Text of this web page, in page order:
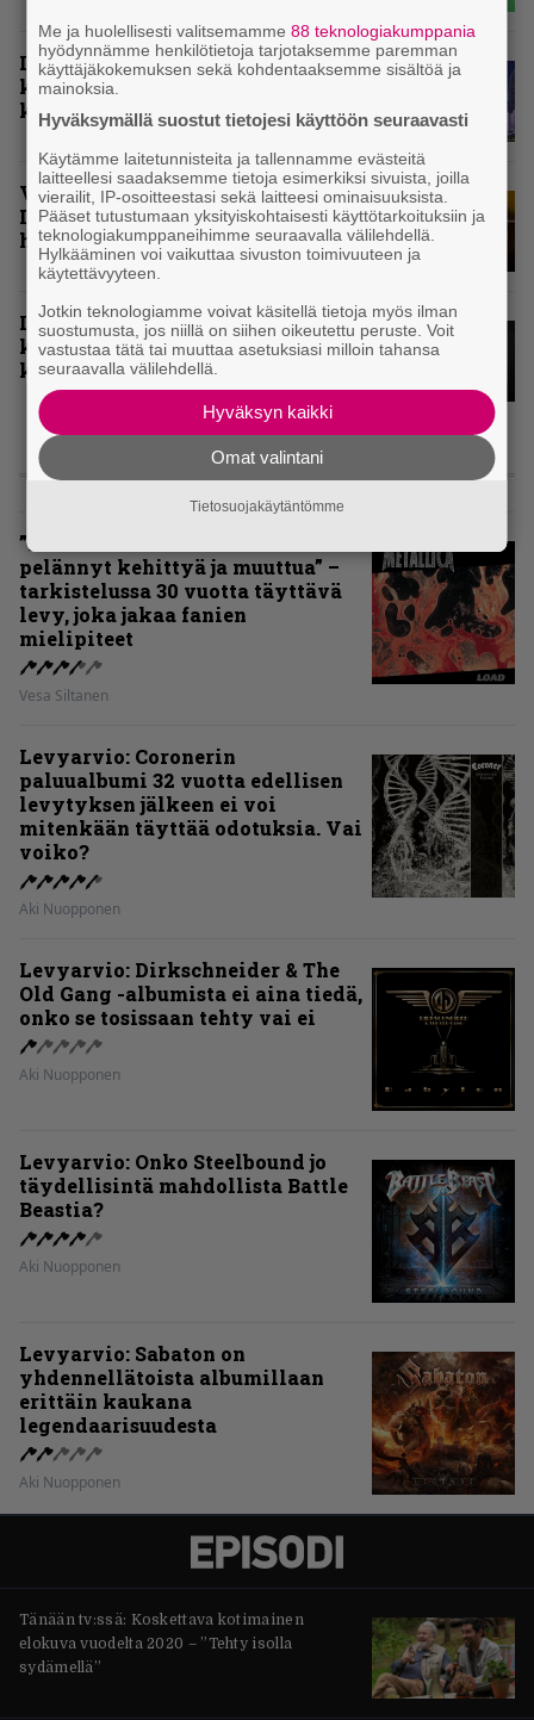
Inferno valitsi vuoden 2025
kovimmat levyt – tässä kotimaan
kärkikymmenikkö
Vuoden 2024 raskaimmat – tässä
Infernon toimituskunnan
henkilökohtaiset kärkiviisikot
Inferno valitsi vuoden 2024
kovimmat albumit – tässä
kotimaisten kymmenen parasta
ARVIOT
”Metallica ei ole koskaan
pelännyt kehittyä ja muuttua” –
tarkistelussa 30 vuotta täyttävä
levy, joka jakaa fanien
mielipiteet
Vesa Siltanen
Levyarvio: Coronerin
paluualbumi 32 vuotta edellisen
levytyksen jälkeen ei voi
mitenkään täyttää odotuksia. Vai
voiko?
Aki Nuopponen
Levyarvio: Dirkschneider & The
Old Gang -albumista ei aina tiedä,
onko se tosissaan tehty vai ei
Aki Nuopponen
Levyarvio: Onko Steelbound jo
täydellisintä mahdollista Battle
Beastia?
Aki Nuopponen
Levyarvio: Sabaton on
yhdennellätoista albumillaan
erittäin kaukana
legendaarisuudesta
Aki Nuopponen
Tänään tv:ssä: Koskettava kotimainen
elokuva vuodelta 2020 – ”Tehty isolla
sydämellä”
Me ja huolellisesti valitsemamme88 teknologiakumppania
hyödynnämme henkilötietoja tarjotaksemme paremman
käyttäjäkokemuksen sekä kohdentaaksemme sisältöä ja
mainoksia.
Hyväksymällä suostut tietojesi käyttöön seuraavasti
Käytämme laitetunnisteita ja tallennamme evästeitä
laitteellesi saadaksemme tietoja esimerkiksi sivuista, joilla
vierailit, IP-osoitteestasi sekä laitteesi ominaisuuksista.
Pääset tutustumaan yksityiskohtaisesti käyttötarkoituksiin ja
teknologiakumppaneihimme seuraavalla välilehdellä.
Hylkääminen voi vaikuttaa sivuston toimivuuteen ja
käytettävyyteen.
Jotkin teknologiamme voivat käsitellä tietoja myös ilman
suostumusta, jos niillä on siihen oikeutettu peruste. Voit
vastustaa tätä tai muuttaa asetuksiasi milloin tahansa
seuraavalla välilehdellä.
Hyväksyn kaikki
Omat valintani
Tietosuojakäytäntömme